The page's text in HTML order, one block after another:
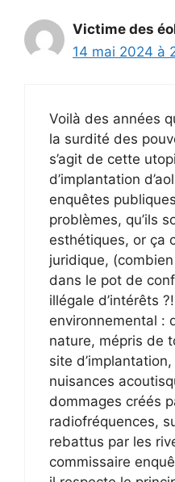
Victime des
14 mai 2024 à
Voilà des années
la surdité des
s’agit de cette
d’implantation
enquêtes
problèmes, qu’ils
esthétiques, or ça
juridique,
dans le pot de
illégale d’intérêts
environnemental :
nature, mépris de
site
nuisances
dommages créés
radiofréquences,
rebattus par les
commissaire